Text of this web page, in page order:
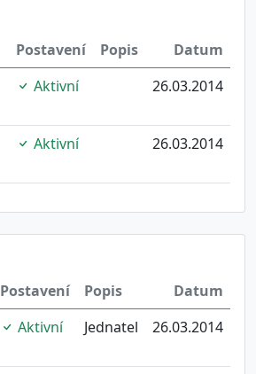
Postavení Popis
Datum
Aktivní 26.03.2014
Aktivní 26.03.2014
Postavení Popis
Datum
Aktivní Jednatel 26.03.2014